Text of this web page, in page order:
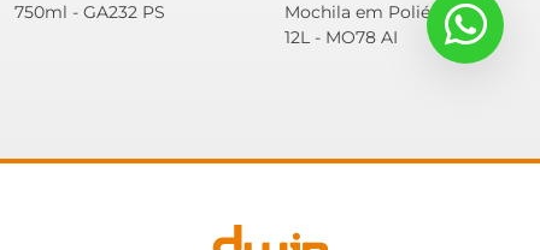
750ml - GA232 PS
Mochila em Poliéster -
12L - MO78 AI